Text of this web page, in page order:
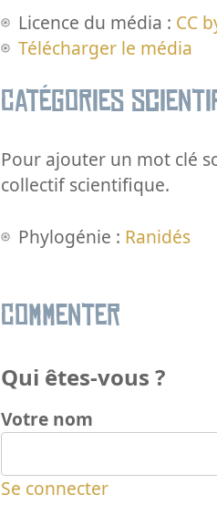
Licence du média : CC
Télécharger le média
Catégories
Pour ajouter un mot clé
collectif scientifique.
Phylogénie : Ranidés
Commenter
Qui êtes-vous ?
Votre nom
Se connecter